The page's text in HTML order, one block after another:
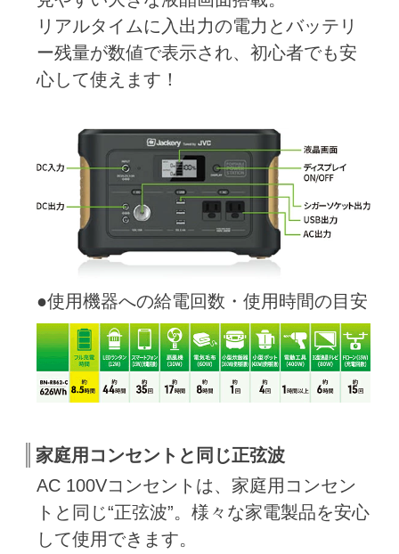
リアルタイムに入出力の電力とバッテリ
ー残量が数値で表示され、初心者でも安
心して使えます！
●使用機器への給電回数・使用時間の目安
家庭用コンセントと同じ正弦波
AC 100Vコンセントは、家庭用コンセン
トと同じ“正弦波”。様々な家電製品を安心
して使用できます。